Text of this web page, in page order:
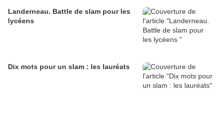
Landerneau. Battle de slam pour les
lycéens
Dix mots pour un slam : les lauréats